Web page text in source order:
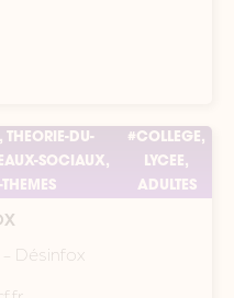
THEORIE-DU-
SOCIAUX,
THEMES
#COLLEGE,
LYCEE,
ADULTES
Désinfox